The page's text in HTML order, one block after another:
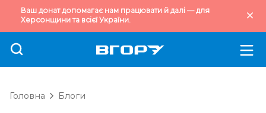
Ваш донат допомагає нам працювати й далі — для
Херсонщини та всієї України.
Головна Блоги